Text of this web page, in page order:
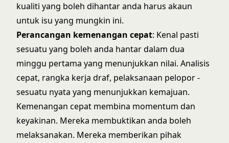
kualiti yang boleh dihantaranda harus akaun
untuk isu yang mungkin ini.
Perancangan kemenangan cepat: Kenal pasti
sesuatu yang boleh anda hantar dalam dua
minggu pertama yang menunjukkan nilai. Analisis
cepat, rangka kerja draf, pelaksanaan pelopor -
sesuatu nyata yang menunjukkan kemajuan.
Kemenangan cepat membina momentum dan
keyakinan. Mereka membuktikan anda boleh
melaksanakan. Mereka memberikan pihak